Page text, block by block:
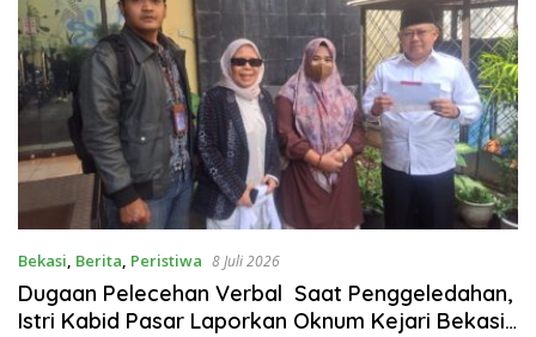
Bekasi, Berita, Peristiwa 8 Juli 2026
Dugaan Pelecehan Verbal Saat Penggeledahan,
Istri Kabid Pasar Laporkan Oknum Kejari Bekasi